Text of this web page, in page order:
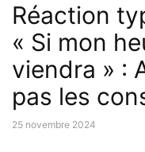
Réaction
« Si mon
viendra » :
pas les
25 novembre 2024